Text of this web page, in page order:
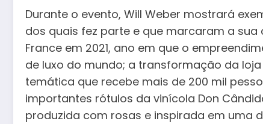
Durante o evento, Will Weber mostrará
dos quais fez parte e que marcaram a
France em 2021, ano em que o
de luxo do mundo; a transformação da
temática que recebe mais de 200 mil
importantes rótulos da vinícola Don
produzida com rosas e inspirada em uma